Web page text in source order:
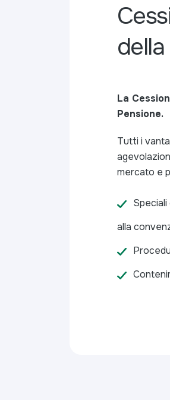
La
Pensione.
Tutti i
mercato e
alla